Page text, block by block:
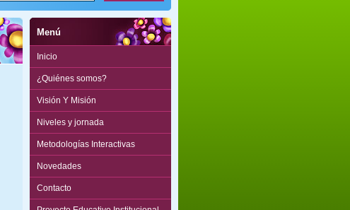
Menú
Inicio
¿Quiénes somos?
Visión Y Misión
Niveles y jornada
Metodologías Interactivas
Novedades
Contacto